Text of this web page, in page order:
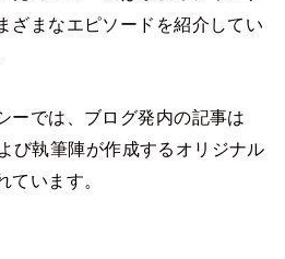
ざまなエピソードを紹介してい
ーでは、ブログ発内の記事は
び執筆陣が作成するオリジナル
ています。